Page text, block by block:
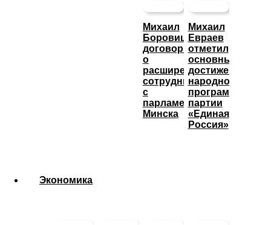
Михаил
Боровицкий
договорился
о
расширении
сотрудничества
с
парламентом
Минска
Михаил
Евраев
отметил
основные
достижения
народной
программы
партии
«Единая
Россия»
Экономика